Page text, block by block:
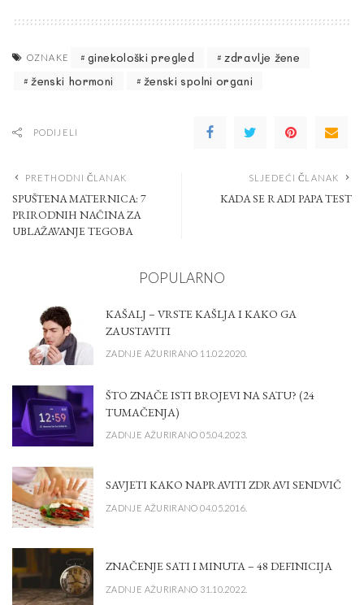
OZNAKE ginekološki pregled
zdravlje žene
ženski hormoni
ženski spolni organi
PODIJELI
PRETHODNI ČLANAK
SPUŠTENA MATERNICA: 7
PRIRODNIH NAČINA ZA
UBLAŽAVANJE TEGOBA
SLJEDEĆI ČLANAK
KADA SE RADI PAPA TEST
POPULARNO
KAŠALJ – VRSTE KAŠLJA I KAKO GA
ZAUSTAVITI
ZADNJE AŽURIRANO 11.02.2020.
ŠTO ZNAČE ISTI BROJEVI NA SATU? (24
TUMAČENJA)
ZADNJE AŽURIRANO 05.04.2023.
SAVJETI KAKO NAPRAVITI ZDRAVI SENDVIČ
ZADNJE AŽURIRANO 04.05.2016.
ZNAČENJE SATI I MINUTA – 48 DEFINICIJA
ZADNJE AŽURIRANO 31.10.2022.